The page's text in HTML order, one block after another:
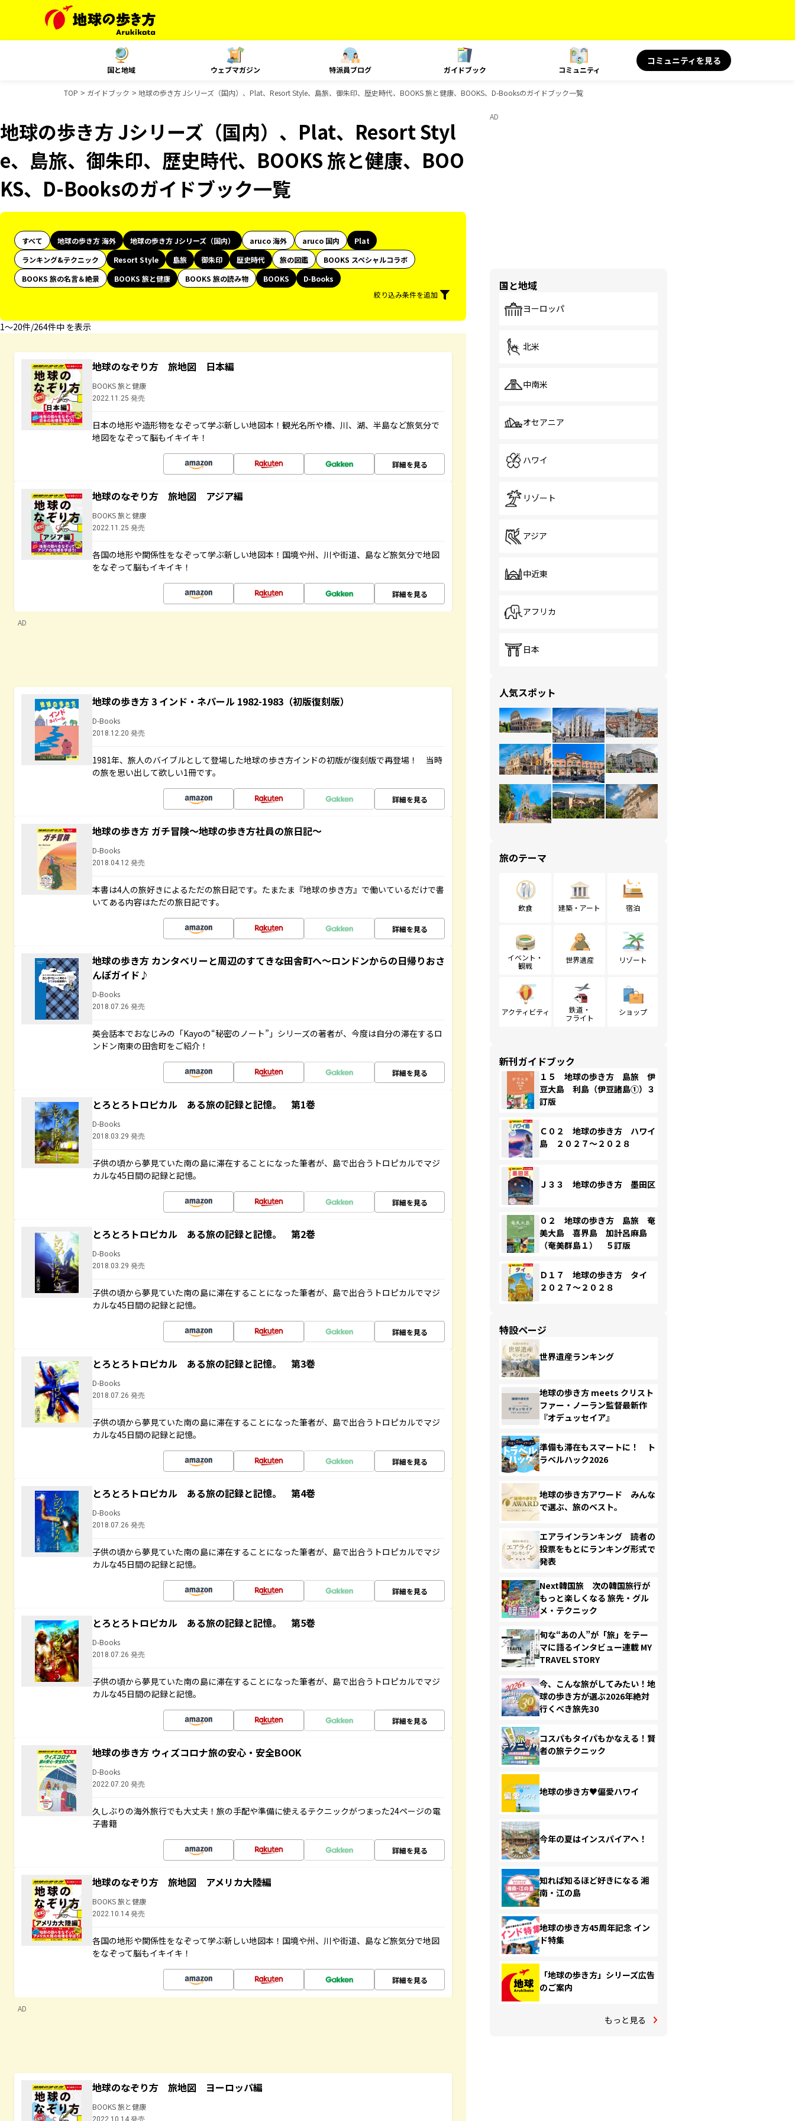
国と地域 ウェブマガジン 特派員ブログ ガイドブック コミュニティ
コミュニティを見る
TOP ガイドブック 地球の歩き方 Jシリーズ（国内）、Plat、Resort Style、島旅、御朱印、歴史時代、BOOKS 旅と健康、BOOKS、D-Booksのガイドブック一覧
地球の歩き方 Jシリーズ（国内）、Plat、Resort Styl
e、島旅、御朱印、歴史時代、BOOKS 旅と健康、BOO
KS、D-Booksのガイドブック一覧
すべて 地球の歩き方 海外 地球の歩き方 Jシリーズ（国内） aruco 海外 aruco 国内
Plat
ランキング&テクニック
Resort Style 島旅 御朱印 歴史時代 旅の図鑑
BOOKS スペシャルコラボ
BOOKS 旅の名言＆絶景
BOOKS 旅と健康 BOOKS 旅の読み物 BOOKS
D-Books
絞り込み条件を追加
1〜20件/264件中 を表示
地球のなぞり方 旅地図 日本編
BOOKS 旅と健康
2022.11.25 発売
日本の地形や造形物をなぞって学ぶ新しい地図本！観光名所や橋、川、湖、半島など旅気分で
地図をなぞって脳もイキイキ！
詳細を見る
地球のなぞり方 旅地図 アジア編
BOOKS 旅と健康
2022.11.25 発売
各国の地形や関係性をなぞって学ぶ新しい地図本！国境や州、川や街道、島など旅気分で地図
をなぞって脳もイキイキ！
詳細を見る
AD
地球の歩き方 3 インド・ネパール 1982-1983（初版復刻版）
D-Books
2018.12.20 発売
1981年、旅人のバイブルとして登場した地球の歩き方インドの初版が復刻版で再登場！ 当時
の旅を思い出して欲しい1冊です。
詳細を見る
地球の歩き方 ガチ冒険～地球の歩き方社員の旅日記～
D-Books
2018.04.12 発売
本書は4人の旅好きによるただの旅日記です。たまたま『地球の歩き方』で働いているだけで書
いてある内容はただの旅日記です。
詳細を見る
地球の歩き方 カンタベリーと周辺のすてきな田舎町へ～ロンドンからの日帰りおさ
んぽガイド♪
D-Books
2018.07.26 発売
英会話本でおなじみの「Kayoの“秘密のノート”」シリーズの著者が、今度は自分の滞在するロ
ンドン南東の田舎町をご紹介！
詳細を見る
とろとろトロピカル ある旅の記録と記憶。 第1巻
D-Books
2018.03.29 発売
子供の頃から夢見ていた南の島に滞在することになった筆者が、島で出合うトロピカルでマジ
カルな45日間の記録と記憶。
詳細を見る
とろとろトロピカル ある旅の記録と記憶。 第2巻
D-Books
2018.03.29 発売
子供の頃から夢見ていた南の島に滞在することになった筆者が、島で出合うトロピカルでマジ
カルな45日間の記録と記憶。
詳細を見る
とろとろトロピカル ある旅の記録と記憶。 第3巻
D-Books
2018.07.26 発売
子供の頃から夢見ていた南の島に滞在することになった筆者が、島で出合うトロピカルでマジ
カルな45日間の記録と記憶。
詳細を見る
とろとろトロピカル ある旅の記録と記憶。 第4巻
D-Books
2018.07.26 発売
子供の頃から夢見ていた南の島に滞在することになった筆者が、島で出合うトロピカルでマジ
カルな45日間の記録と記憶。
詳細を見る
とろとろトロピカル ある旅の記録と記憶。 第5巻
D-Books
2018.07.26 発売
子供の頃から夢見ていた南の島に滞在することになった筆者が、島で出合うトロピカルでマジ
カルな45日間の記録と記憶。
詳細を見る
地球の歩き方 ウィズコロナ旅の安心・安全BOOK
D-Books
2022.07.20 発売
久しぶりの海外旅行でも大丈夫！旅の手配や準備に使えるテクニックがつまった24ページの電
子書籍
詳細を見る
地球のなぞり方 旅地図 アメリカ大陸編
BOOKS 旅と健康
2022.10.14 発売
各国の地形や関係性をなぞって学ぶ新しい地図本！国境や州、川や街道、島など旅気分で地図
をなぞって脳もイキイキ！
詳細を見る
AD
地球のなぞり方 旅地図 ヨーロッパ編
BOOKS 旅と健康
2022.10.14 発売
AD
国と地域
ヨーロッパ
北米
中南米
オセアニア
ハワイ
リゾート
アジア
中近東
アフリカ
日本
人気スポット
旅のテーマ
飲食 建築・アート 宿泊
イベント・
観戦
世界遺産 リゾート
アクティビティ
鉄道・
フライト
ショップ
新刊ガイドブック
１５ 地球の歩き方 島旅 伊
豆大島 利島（伊豆諸島①）３
訂版
Ｃ０２ 地球の歩き方 ハワイ
島 ２０２７～２０２８
Ｊ３３ 地球の歩き方 墨田区
０２ 地球の歩き方 島旅 奄
美大島 喜界島 加計呂麻島
（奄美群島１） ５訂版
Ｄ１７ 地球の歩き方 タイ
２０２７～２０２８
特設ページ
世界遺産ランキング
地球の歩き方 meets クリスト
ファー・ノーラン監督最新作
『オデュッセイア』
準備も滞在もスマートに！ ト
ラベルハック2026
地球の歩き方アワード みんな
で選ぶ、旅のベスト。
エアラインランキング 読者の
投票をもとにランキング形式で
発表
Next韓国旅 次の韓国旅行が
もっと楽しくなる 旅先・グル
メ・テクニック
旬な“あの人”が「旅」をテー
マに語るインタビュー連載 MY
TRAVEL STORY
今、こんな旅がしてみたい！地
球の歩き方が選ぶ2026年絶対
行くべき旅先30
コスパもタイパもかなえる！賢
者の旅テクニック
地球の歩き方♥偏愛ハワイ
今年の夏はインスパイアへ！
知れば知るほど好きになる 湘
南・江の島
地球の歩き方45周年記念 イン
ド特集
「地球の歩き方」シリーズ広告
のご案内
もっと見る